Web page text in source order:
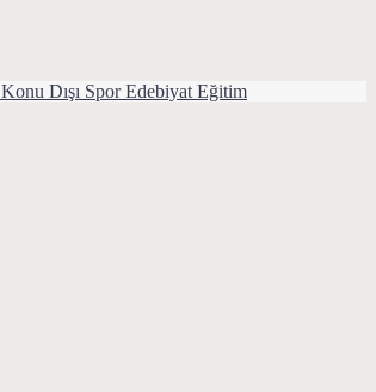
Konu Dışı Spor Edebiyat Eğitim